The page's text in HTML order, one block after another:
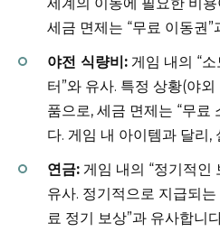
세금 면제는 “무료 이동권”
야전 식량비: 게임 내의 “
터”와 유사. 특정 상황(야
품으로, 세금 면제는 “무료
다. 게임 내 아이템과 달리,
연금: 게임 내의 “정기적인
유사. 정기적으로 지급되
료 정기 보상”과 유사합니